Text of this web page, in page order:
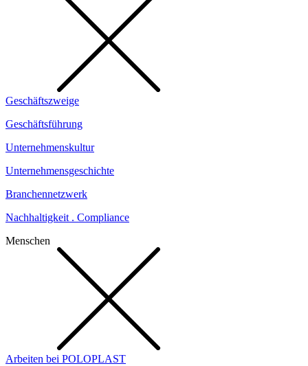
Geschäftszweige
Geschäftsführung
Unternehmenskultur
Unternehmensgeschichte
Branchennetzwerk
Nachhaltigkeit . Compliance
Menschen
Arbeiten bei POLOPLAST